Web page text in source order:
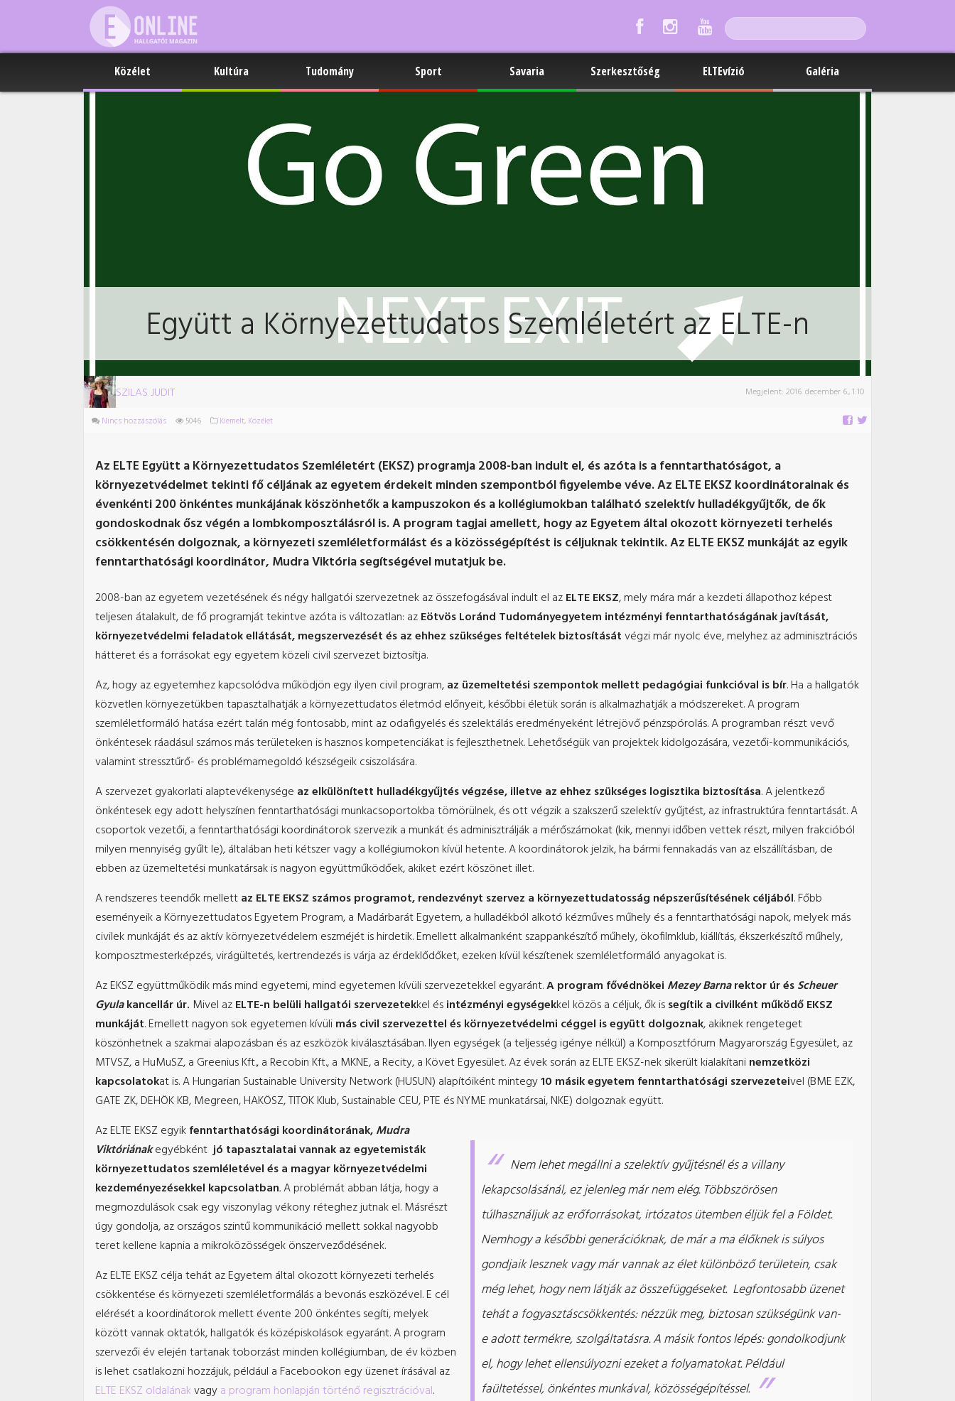
Közélet Kultúra Tudomány Sport Savaria Szerkesztőség ELTEvízió Galéria
Együtt a Környezettudatos Szemléletért az ELTE-n
SZILAS JUDIT Megjelent: 2016. december 6., 1:10
Nincs hozzászólás 5046 Kiemelt, Közélet
Az ELTE Együtt a Környezettudatos Szemléletért (EKSZ) programja 2008-ban indult el, és azóta is a fenntarthatóságot, a
környezetvédelmet tekinti fő céljának az egyetem érdekeit minden szempontból figyelembe véve. Az ELTE EKSZ koordinátorainak és
évenkénti 200 önkéntes munkájának köszönhetők a kampuszokon és a kollégiumokban található szelektív hulladékgyűjtők, de ők
gondoskodnak ősz végén a lombkomposztálásról is. A program tagjai amellett, hogy az Egyetem által okozott környezeti terhelés
csökkentésén dolgoznak, a környezeti szemléletformálást és a közösségépítést is céljuknak tekintik. Az ELTE EKSZ munkáját az egyik
fenntarthatósági koordinátor, Mudra Viktória segítségével mutatjuk be.
2008-ban az egyetem vezetésének és négy hallgatói szervezetnek az összefogásával indult el azELTE EKSZ, mely mára már a kezdeti állapothoz képest
teljesen átalakult, de fő programját tekintve azóta is változatlan: azEötvös Loránd Tudományegyetem intézményi fenntarthatóságának javítását,
környezetvédelmi feladatok ellátását, megszervezését és az ehhez szükséges feltételek biztosításátvégzi már nyolc éve, melyhez az adminisztrációs
hátteret és a forrásokat egy egyetem közeli civil szervezet biztosítja.
Az, hogy az egyetemhez kapcsolódva működjön egy ilyen civil program,az üzemeltetési szempontok mellett pedagógiai funkcióval is bír. Ha a hallgatók
közvetlen környezetükben tapasztalhatják a környezettudatos életmód előnyeit, későbbi életük során is alkalmazhatják a módszereket.A program
szemléletformáló hatása ezért talán még fontosabb, mint az odafigyelés és szelektálás eredményeként létrejövő pénzspórolás. A programban részt vevő
önkéntesek ráadásul számos más területeken is hasznos kompetenciákat is fejleszthetnek. Lehetőségük van projektek kidolgozására, vezetői-kommunikációs,
valamint stressztűrő- és problémamegoldó készségeik csiszolására.
A szervezet gyakorlati alaptevékenysége az elkülönített hulladékgyűjtés végzése, illetve az ehhez szükséges logisztika biztosítása. A jelentkező
önkéntesek egy adott helyszínen fenntarthatósági munkacsoportokba tömörülnek, és ott végzik a szakszerű szelektív gyűjtést, az infrastruktúra fenntartását. A
csoportok vezetői, a fenntarthatósági koordinátorok szervezik a munkát és adminisztrálják a mérőszámokat (kik, mennyi időben vettek részt, milyen frakcióból
milyen mennyiség gyűlt le), általában heti kétszer vagy a kollégiumokon kívül hetente. A koordinátorok jelzik, ha bármi fennakadás van az elszállításban, de
ebben az üzemeltetési munkatársak is nagyon együttműködőek, akiket ezért köszönet illet.
A rendszeres teendők mellettaz ELTE EKSZ számos programot, rendezvényt szervez a környezettudatosság népszerűsítésének céljából. Főbb
eseményeik a Környezettudatos Egyetem Program, a Madárbarát Egyetem, a hulladékból alkotó kézműves műhely és a fenntarthatósági napok, melyek más
civilek munkáját és az aktív környezetvédelem eszméjét is hirdetik. Emellett alkalmanként szappankészítő műhely, ökofilmklub, kiállítás, ékszerkészítő műhely,
komposztmesterképzés, virágültetés, kertrendezés is várja az érdeklődőket, ezeken kívül készítenek szemléletformáló anyagokat is.
Az EKSZ együttműködik más mind egyetemi, mind egyetemen kívüli szervezetekkel egyaránt.A program fővédnökei Mezey Barnarektor úr ésScheuer
Gyulakancellár úr. Mivel azELTE-n belüli hallgatói szervezetekkel ésintézményi egységekkel közös a céljuk, ők issegítik a civilként működő EKSZ
munkáját. Emellett nagyon sok egyetemen kívülimás civil szervezettel és környezetvédelmi céggel is együtt dolgoznak, akiknek rengeteget
köszönhetnek a szakmai alapozásban és az eszközök kiválasztásában. Ilyen egységek (a teljesség igénye nélkül) a Komposztfórum Magyarország Egyesület, az
MTVSZ, a HuMuSZ, a Greenius Kft., a Recobin Kft., a MKNE, a Recity, a Követ Egyesület. Az évek során az ELTE EKSZ-nek sikerült kialakítaninemzetközi
kapcsolatokat is. A Hungarian Sustainable University Network (HUSUN) alapítóiként mintegy10 másik egyetem fenntarthatósági szervezeteivel (BME EZK,
GATE ZK, DEHÖK KB, Megreen, HAKÖSZ, TITOK Klub, Sustainable CEU, PTE és NYME munkatársai, NKE) dolgoznak együtt.
Nem lehet megállni a szelektív gyűjtésnél és a villany
lekapcsolásánál, ez jelenleg már nem elég. Többszörösen
túlhasználjuk az erőforrásokat, irtózatos ütemben éljük fel a Földet.
Nemhogy a későbbi generációknak, de már a ma élőknek is súlyos
gondjaik lesznek vagy már vannak az élet különböző területein, csak
még lehet, hogy nem látják az összefüggéseket. Legfontosabb üzenet
tehát a fogyasztáscsökkentés: nézzük meg, biztosan szükségünk van-
e adott termékre, szolgáltatásra. A másik fontos lépés: gondolkodjunk
el, hogy lehet ellensúlyozni ezeket a folyamatokat. Például
faültetéssel, önkéntes munkával, közösségépítéssel.
Az ELTE EKSZ egyikfenntarthatósági koordinátorának,Mudra
Viktóriánakegyébként jó tapasztalatai vannak az egyetemisták
környezettudatos szemléletével és a magyar környezetvédelmi
kezdeményezésekkel kapcsolatban.A problémát abban látja, hogy a
megmozdulások csak egy viszonylag vékony réteghez jutnak el. Másrészt
úgy gondolja, az országos szintű kommunikáció mellett sokkal nagyobb
teret kellene kapnia a mikroközösségek önszerveződésének.
Az ELTE EKSZ célja tehát azEgyetem által okozott környezeti terhelés
csökkentése és környezeti szemléletformálás a bevonás eszközével. E cél
elérését a koordinátorok mellett évente 200 önkéntes segíti, melyek
között vannak oktatók, hallgatók és középiskolások egyaránt. A program
szervezői év elején tartanak toborzást minden kollégiumban, de év közben
is lehet csatlakozni hozzájuk, például a Facebookon egy üzenet írásával az
ELTE EKSZ oldalánakvagya program honlapján történő regisztrációval.